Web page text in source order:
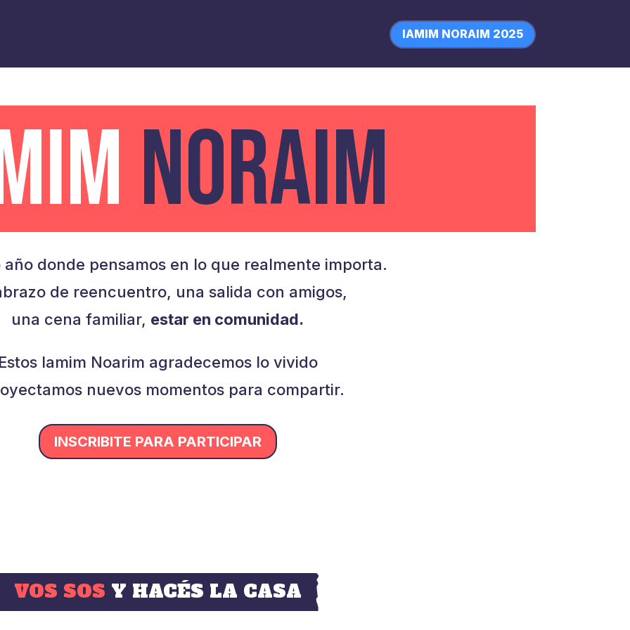
IAMIM NORAIM 2025
NORAIM
donde pensamos en lo que realmente importa.
de reencuentro, una salida con amigos,
una cena familiar, estar en comunidad.
Iamim Noarim agradecemos lo vivido
nuevos momentos para compartir.
INSCRIBITE PARA PARTICIPAR
VOS SOS Y HACÉS LA CASA